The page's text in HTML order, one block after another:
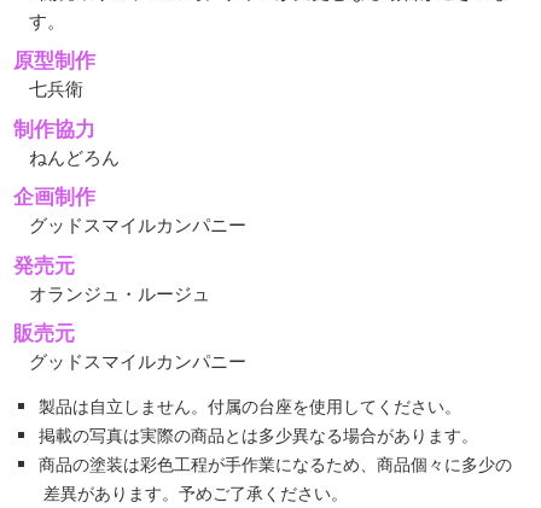
す。
原型制作
七兵衛
制作協力
ねんどろん
企画制作
グッドスマイルカンパニー
発売元
オランジュ・ルージュ
販売元
グッドスマイルカンパニー
製品は自立しません。付属の台座を使用してください。
掲載の写真は実際の商品とは多少異なる場合があります。
商品の塗装は彩色工程が手作業になるため、商品個々に多少の
差異があります。予めご了承ください。